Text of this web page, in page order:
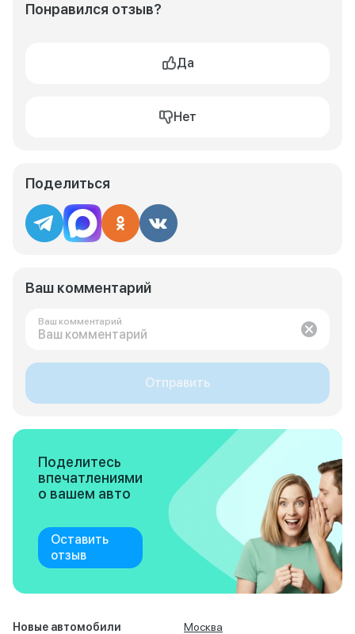
Понравился отзыв?
Да
Нет
Поделиться
Ваш комментарий
Ваш комментарий
Отправить
Поделитесь
впечатлениями
о вашем авто
Оставить
отзыв
Новые автомобили
Москва